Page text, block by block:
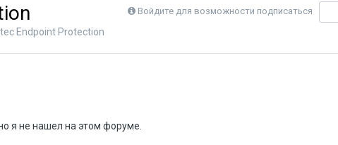
Войдите для возможности подписаться
Endpoint Protection
я не нашел на этом форуме.